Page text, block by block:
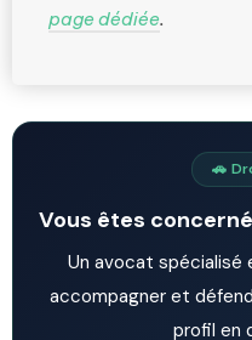
page dédiée.
🚗
Vous êtes
Un avocat spécialisé
accompagner et
profil en